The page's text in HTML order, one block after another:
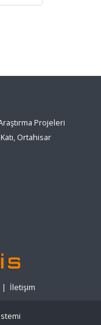
Projeleri
Ortahisar
| İletişim